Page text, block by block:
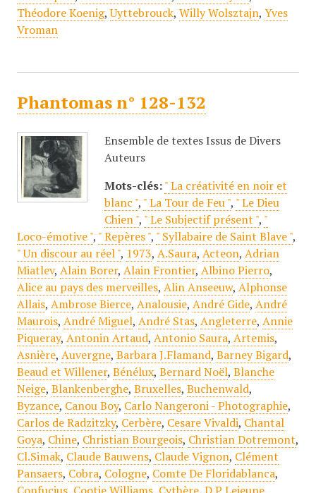
Théodore Koenig,Uyttebrouck, Willy Wolsztajn, Yves
Vroman
Phantomas n° 128-132
Ensemble de textes Issus de Divers
Auteurs
Mots-clés: " La créativité en noir et
blanc ", " La Tour de Feu ", " Le Dieu
Chien ", " Le Subjectif présent ", "
Loco-émotive ", " Repères ", " Syllabaire de Saint Blave ",
" Un discour au réel ", 1973, A.Saura, Acteon, Adrian
Miatlev, Alain Borer, Alain Frontier, Albino Pierro,
Alice au pays des merveilles, Alin Anseeuw, Alphonse
Allais, Ambrose Bierce, Analousie, André Gide, André
Maurois, André Miguel, André Stas, Angleterre, Annie
Piqueray, Antonin Artaud, Antonio Saura, Artemis,
Asnière, Auvergne, Barbara J.Flamand, Barney Bigard,
Beaud et Willener, Bénélux, Bernard Noël, Blanche
Neige, Blankenberghe, Bruxelles, Buchenwald,
Byzance, Canou Boy, Carlo Nangeroni - Photographie,
Carlos de Radzitzky, Cerbère, Cesare Vivaldi, Chantal
Goya, Chine, Christian Bourgeois, Christian Dotremont,
Cl.Simak, Claude Bauwens, Claude Vignon, Clément
Pansaers, Cobra, Cologne, Comte De Floridablanca,